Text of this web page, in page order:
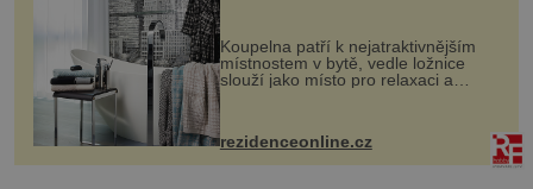
Koupelna patří k nejatraktivnějším
místnostem v bytě, vedle ložnice
slouží jako místo pro relaxaci a
odpočinek. Koupelnový textil –
ručníky, osušky a koberečky –
mohou jako mávnutím kouzelného
proutku...
rezidenceonline.cz